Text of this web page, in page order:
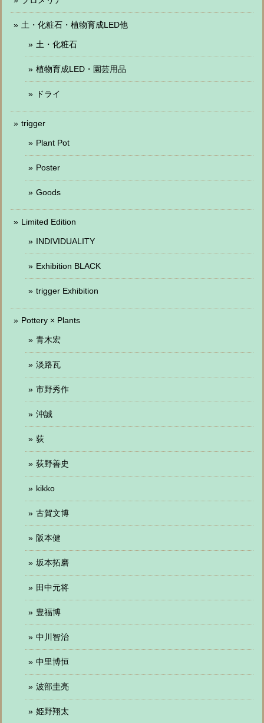
土・化粧石・植物育成LED他
土・化粧石
植物育成LED・園芸用品
ドライ
trigger
Plant Pot
Poster
Goods
Limited Edition
INDIVIDUALITY
Exhibition BLACK
trigger Exhibition
Pottery × Plants
青木宏
淡路瓦
市野秀作
沖誠
荻
荻野善史
kikko
古賀文博
阪本健
坂本拓磨
田中元将
豊福博
中川智治
中里博恒
波部圭亮
姫野翔太